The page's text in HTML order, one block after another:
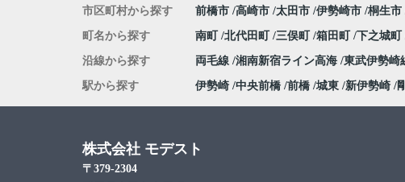
市区町村から探す 前橋市 高崎市 太田市 伊勢崎市 桐生市
町名から探す 南町 北代田町 三俣町 箱田町 下之城町
沿線から探す 両毛線 湘南新宿ライン高海 東武伊勢崎
駅から探す 伊勢崎 中央前橋 前橋 城東 新伊勢崎
株式会社 モデスト
〒379-2304